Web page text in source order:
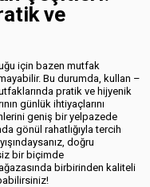
ve
için bazen mutfak
Bu durumda, kullan –
pratik ve hijyenik
günlük ihtiyaçlarını
geniş bir yelpazede
gönül rahatlığıyla tercih
doğru
bir biçimde
birbirinden kaliteli